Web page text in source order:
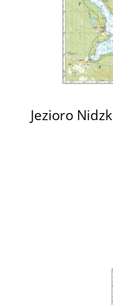
Jezioro